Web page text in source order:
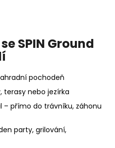
SPIN Ground
pochodeň
nebo jezírka
– přímo do trávníku, záhonu
party, grilování,